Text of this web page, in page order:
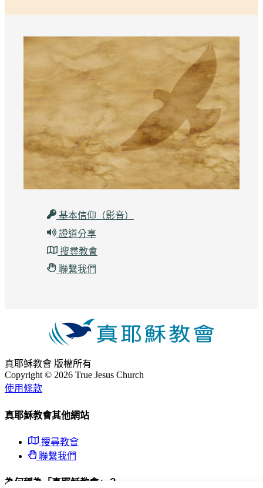
基本信仰（影音）
證道分享
搜尋教會
聯繫我們
真耶穌教會 版權所有
Copyright © 2026 True Jesus Church
使用條款
真耶穌教會其他網站
搜尋教會
聯繫我們
為何稱為「真耶穌教會」？